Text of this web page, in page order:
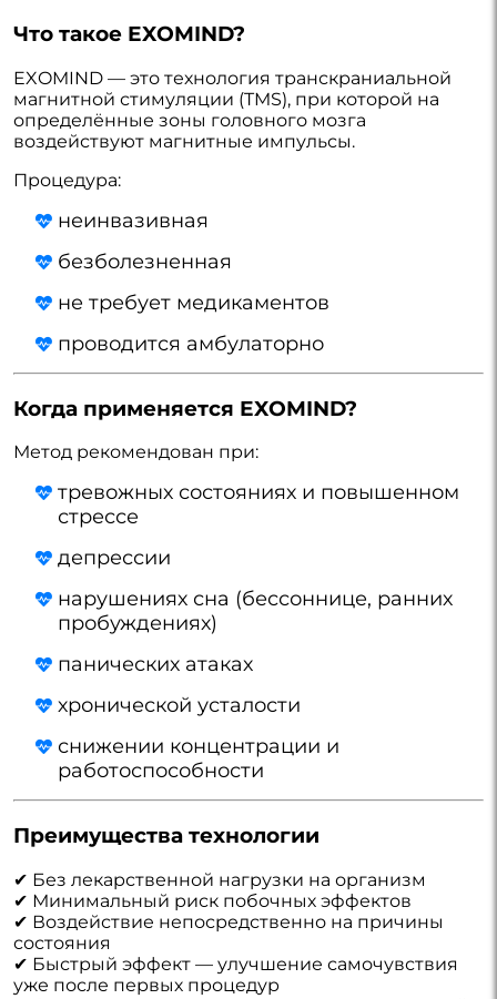
Что такое EXOMIND?
EXOMIND — это технология транскраниальной
магнитной стимуляции (TMS), при которой на
определённые зоны головного мозга
воздействуют магнитные импульсы.
Процедура:
неинвазивная
безболезненная
не требует медикаментов
проводится амбулаторно
Когда применяется EXOMIND?
Метод рекомендован при:
тревожных состояниях и повышенном
стрессе
депрессии
нарушениях сна (бессоннице, ранних
пробуждениях)
панических атаках
хронической усталости
снижении концентрации и
работоспособности
Преимущества технологии
✔ Без лекарственной нагрузки на организм
✔ Минимальный риск побочных эффектов
✔ Воздействие непосредственно на причины
состояния
✔ Быстрый эффект — улучшение самочувствия
уже после первых процедур